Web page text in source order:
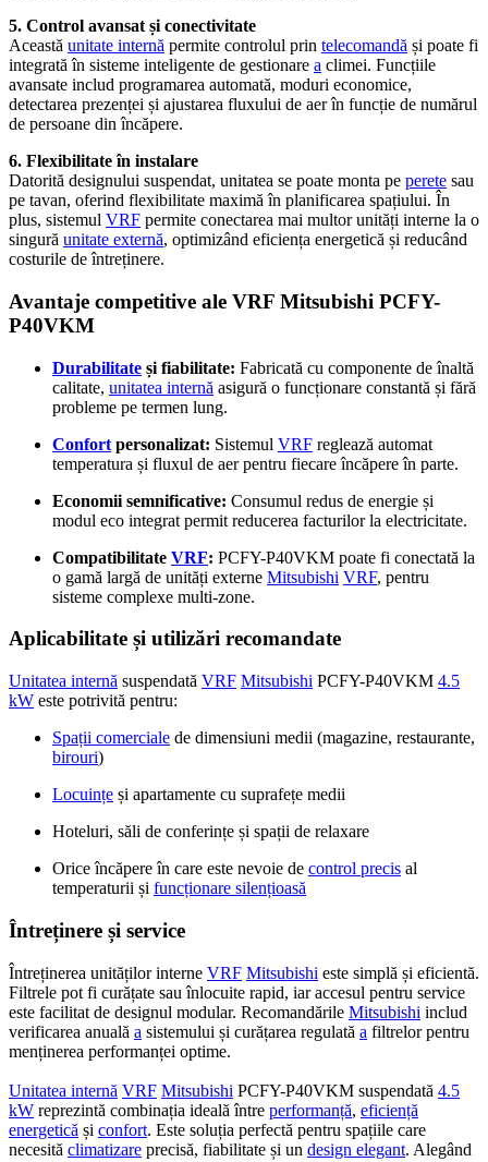
5. Control avansat și conectivitate
Această unitate internă permite controlul prin telecomandă și poate fi
integrată în sisteme inteligente de gestionare a climei. Funcțiile
avansate includ programarea automată, moduri economice,
detectarea prezenței și ajustarea fluxului de aer în funcție de numărul
de persoane din încăpere.
6. Flexibilitate în instalare
Datorită designului suspendat, unitatea se poate monta pe perete sau
pe tavan, oferind flexibilitate maximă în planificarea spațiului. În
plus, sistemul VRF permite conectarea mai multor unități interne la o
singură unitate externă, optimizând eficiența energetică și reducând
costurile de întreținere.
Avantaje competitive ale VRF Mitsubishi PCFY-
P40VKM
Durabilitate și fiabilitate: Fabricată cu componente de înaltă
calitate, unitatea internă asigură o funcționare constantă și fără
probleme pe termen lung.
Confort personalizat: Sistemul VRF reglează automat
temperatura și fluxul de aer pentru fiecare încăpere în parte.
Economii semnificative: Consumul redus de energie și
modul eco integrat permit reducerea facturilor la electricitate.
Compatibilitate VRF: PCFY-P40VKM poate fi conectată la
o gamă largă de unități externe Mitsubishi VRF, pentru
sisteme complexe multi-zone.
Aplicabilitate și utilizări recomandate
Unitatea internă suspendată VRF Mitsubishi PCFY-P40VKM 4.5
kW este potrivită pentru:
Spații comerciale de dimensiuni medii (magazine, restaurante,
birouri)
Locuințe și apartamente cu suprafețe medii
Hoteluri, săli de conferințe și spații de relaxare
Orice încăpere în care este nevoie de control precis al
temperaturii și funcționare silențioasă
Întreținere și service
Întreținerea unităților interne VRF Mitsubishi este simplă și eficientă.
Filtrele pot fi curățate sau înlocuite rapid, iar accesul pentru service
este facilitat de designul modular. Recomandările Mitsubishi includ
verificarea anuală a sistemului și curățarea regulată a filtrelor pentru
menținerea performanței optime.
Unitatea internă VRF Mitsubishi PCFY-P40VKM suspendată 4.5
kW reprezintă combinația ideală între performanță, eficiență
energetică și confort. Este soluția perfectă pentru spațiile care
necesită climatizare precisă, fiabilitate și un design elegant. Alegând